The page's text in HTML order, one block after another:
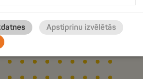
Apstiprinu izvēlētās